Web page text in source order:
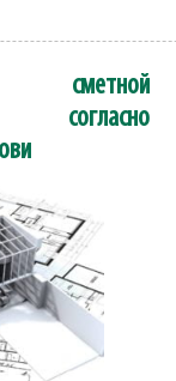
сметной
согласно